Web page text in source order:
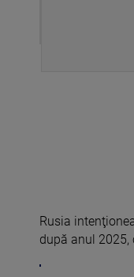
Rusia
după anul 2025,